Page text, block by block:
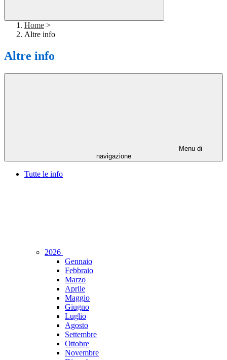
Home >
Altre info
Altre info
Menu di
navigazione
Tutte le info
2026
Gennaio
Febbraio
Marzo
Aprile
Maggio
Giugno
Luglio
Agosto
Settembre
Ottobre
Novembre